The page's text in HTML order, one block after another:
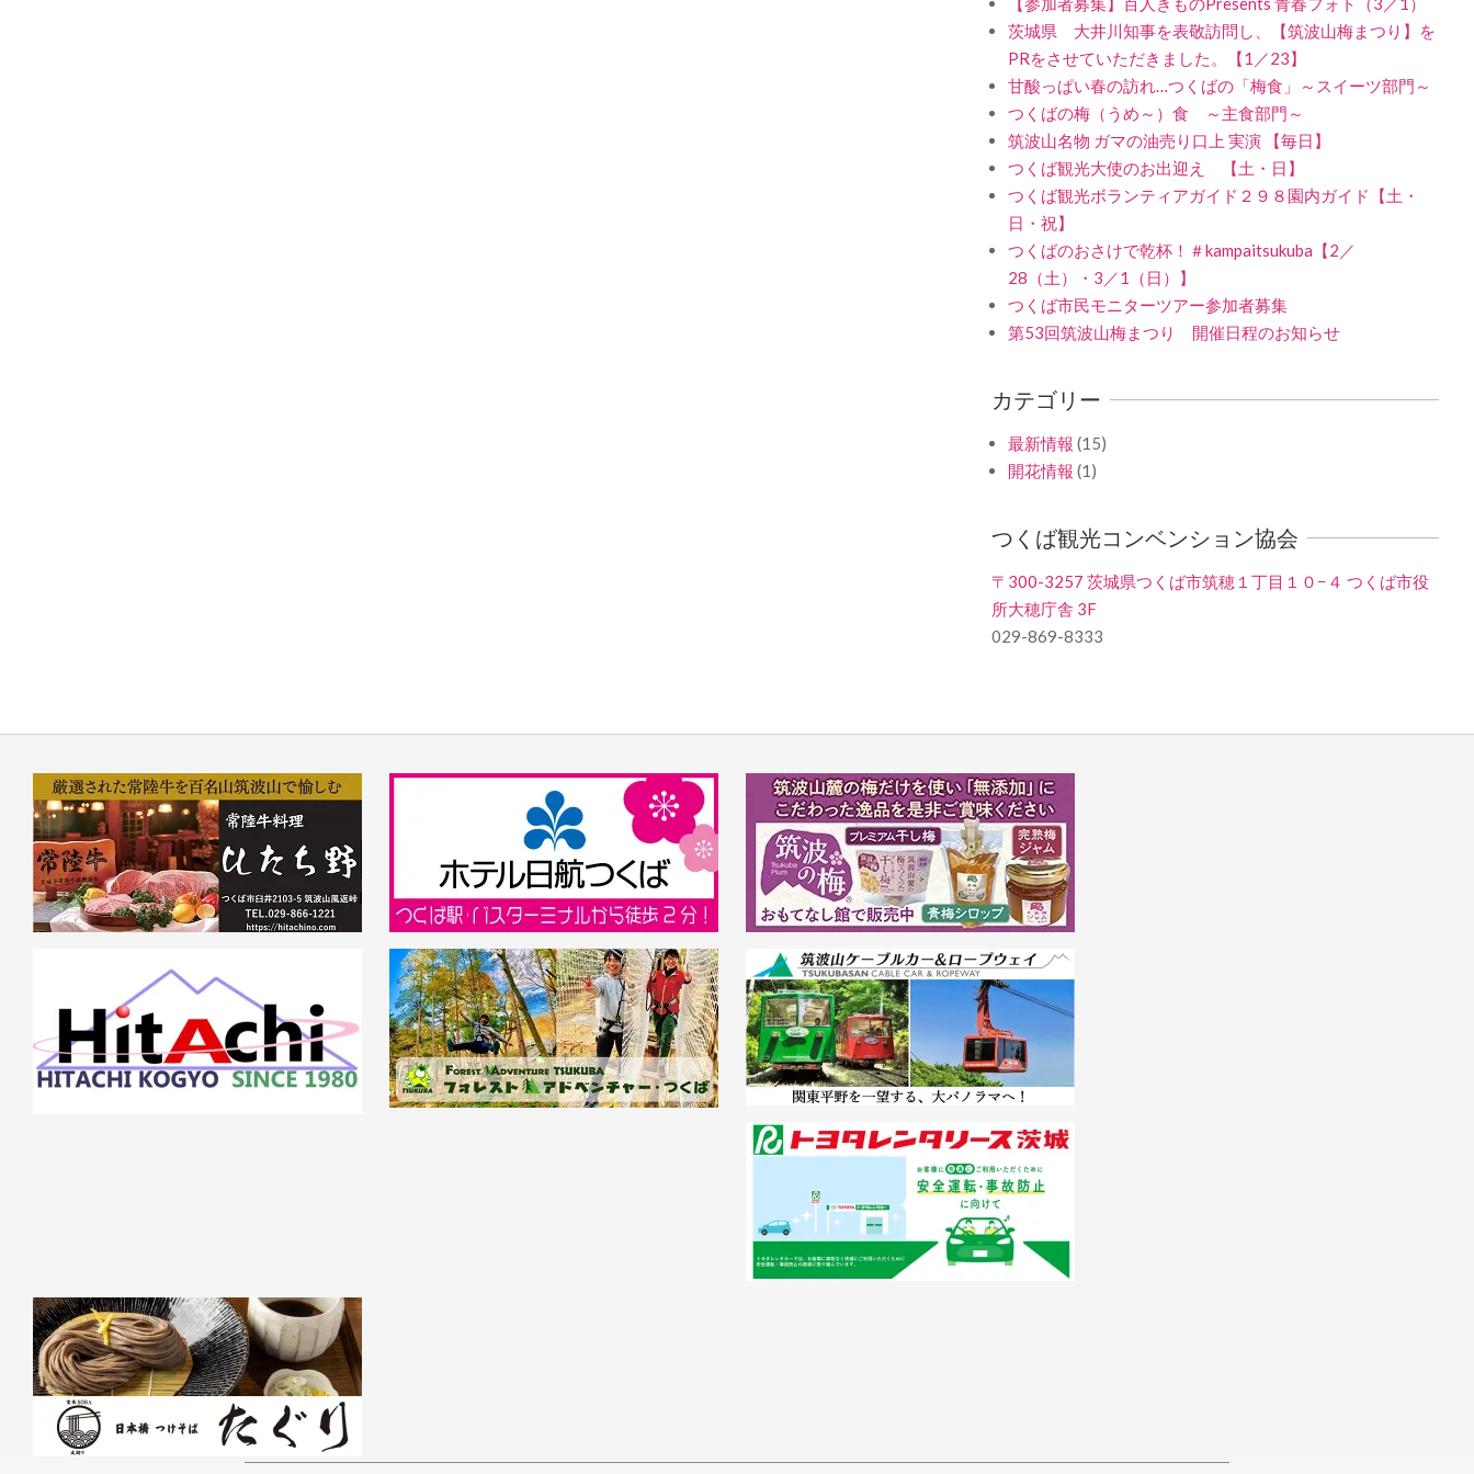
茨城県 大井川知事を表敬訪問し、【筑波山梅まつり】を
PRをさせていただきました。【1／23】
甘酸っぱい春の訪れ…つくばの「梅食」～スイーツ部門～
つくばの梅（うめ～）食 ～主食部門～
筑波山名物 ガマの油売り口上 実演 【毎日】
つくば観光大使のお出迎え 【土・日】
つくば観光ボランティアガイド２９８園内ガイド【土・
日・祝】
つくばのおさけで乾杯！＃kampaitsukuba【2／
28（土）・3／1（日）】
つくば市民モニターツアー参加者募集
第53回筑波山梅まつり 開催日程のお知らせ
カテゴリー
最新情報 (15)
開花情報 (1)
つくば観光コンベンション協会
〒300-3257 茨城県つくば市筑穂１丁目１０−４ つくば市役
所大穂庁舎 3F
029-869-8333